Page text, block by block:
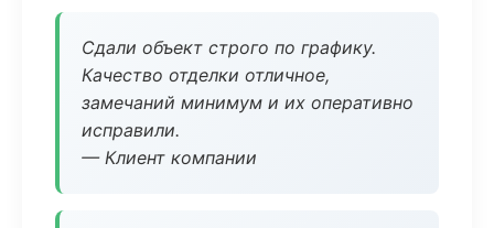
Сдали объект строго по графику.
Качество отделки отличное,
замечаний минимум и их оперативно
исправили.
— Клиент компании